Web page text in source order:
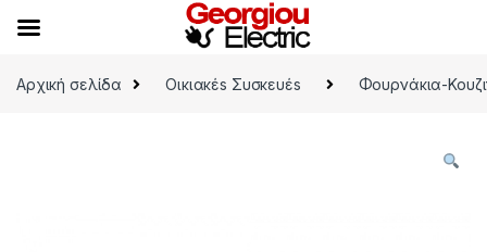
Αρχική σελίδα
Οικιακέs Συσκευέs Φουρνάκια-